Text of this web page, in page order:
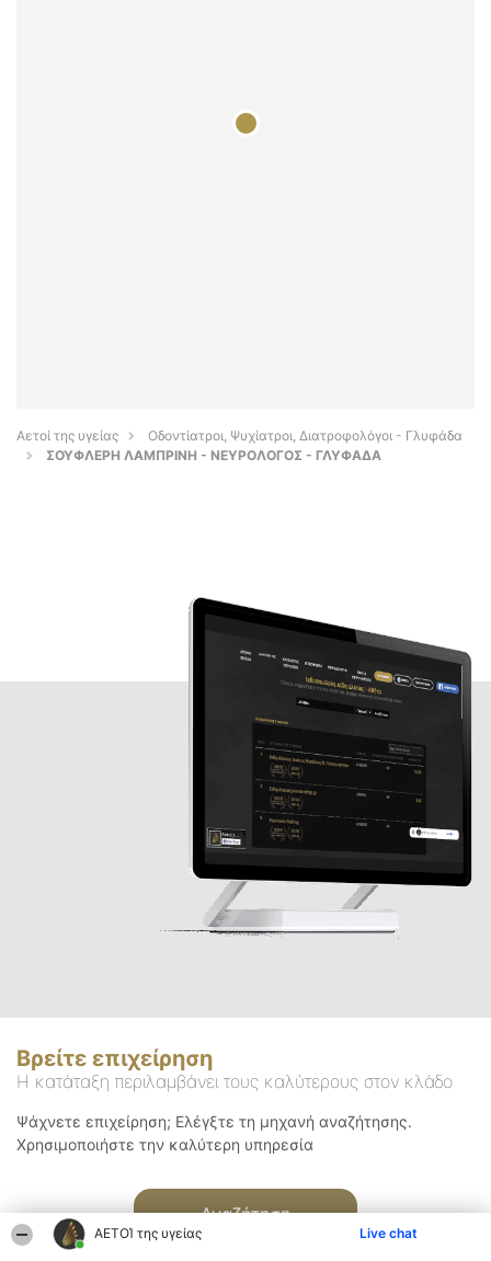
ΑΕΤΟΊ της υγείας Live chat
Αετοί της υγείας
Οδοντίατροι, Ψυχίατροι, Διατροφολόγοι - Γλυφάδα
ΣΟΥΦΛΕΡΗ ΛΑΜΠΡΙΝΗ - ΝΕΥΡΟΛΟΓΟΣ - ΓΛΥΦΑΔΑ
Βρείτε επιχείρηση
Η κατάταξη περιλαμβάνει τους καλύτερους στον κλάδο
Ψάχνετε επιχείρηση; Ελέγξτε τη μηχανή αναζήτησης.
Χρησιμοποιήστε την καλύτερη υπηρεσία
Αναζήτηση